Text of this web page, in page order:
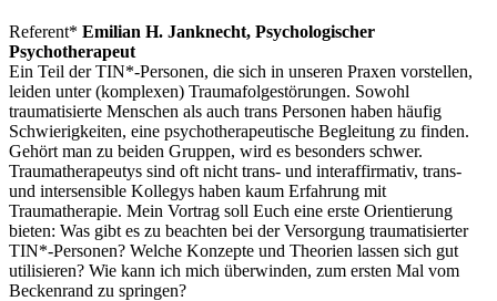
Referent* Emilian H. Janknecht, Psychologischer
Psychotherapeut
Ein Teil der TIN*-Personen, die sich in unseren Praxen vorstellen,
leiden unter (komplexen) Traumafolgestörungen. Sowohl
traumatisierte Menschen als auch trans Personen haben häufig
Schwierigkeiten, eine psychotherapeutische Begleitung zu finden.
Gehört man zu beiden Gruppen, wird es besonders schwer.
Traumatherapeutys sind oft nicht trans- und interaffirmativ, trans-
und intersensible Kollegys haben kaum Erfahrung mit
Traumatherapie. Mein Vortrag soll Euch eine erste Orientierung
bieten: Was gibt es zu beachten bei der Versorgung traumatisierter
TIN*-Personen? Welche Konzepte und Theorien lassen sich gut
utilisieren? Wie kann ich mich überwinden, zum ersten Mal vom
Beckenrand zu springen?